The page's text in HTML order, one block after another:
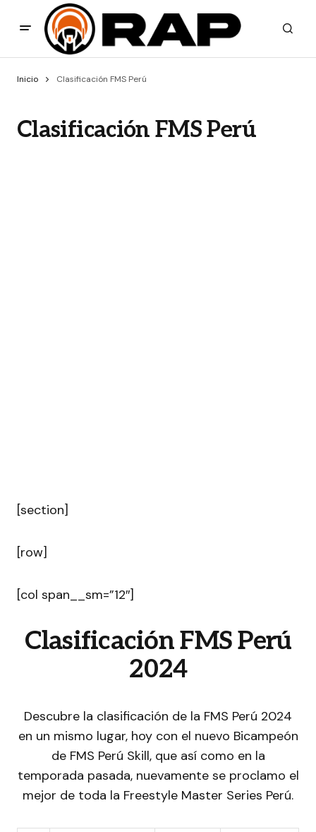
Inicio Clasificación FMS Perú
Clasificación FMS Perú
[section]
[row]
[col span__sm=”12″]
Clasificación FMS Perú
2024
Descubre la clasificación de la FMS Perú 2024
en un mismo lugar, hoy con el nuevo Bicampeón
de FMS Perú Skill, que así como en la
temporada pasada, nuevamente se proclamo el
mejor de toda la Freestyle Master Series Perú.